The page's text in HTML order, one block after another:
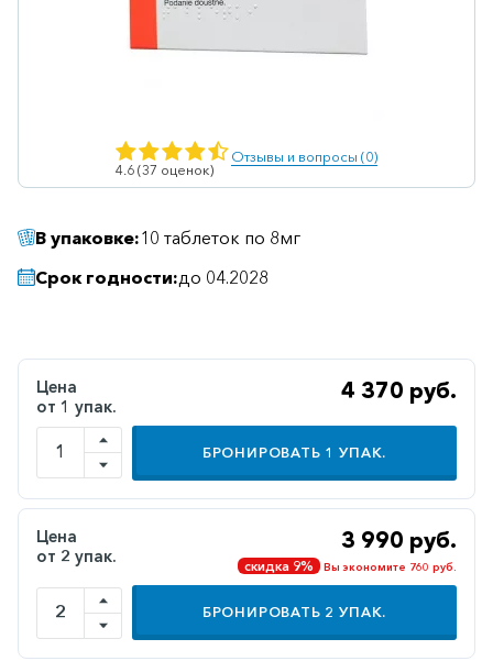
Ветеринарные
Гепатопротекторы
Диабетические
Желудочно-
кишечные
Иммунодепрессанты
Климактерические
Метаболизм
Минеральный
обмен
4.6 (37 оценок)
Отзывы и вопросы (0)
В упаковке:10 таблеток по 8мг
Срок годности:до 04.2028
Цена
от 1 упак.
4 370 руб.
БРОНИРОВАТЬ 1 УПАК.
Цена
от 2 упак.
3 990 руб.
скидка 9% Вы экономите 760 руб.
БРОНИРОВАТЬ 2 УПАК.